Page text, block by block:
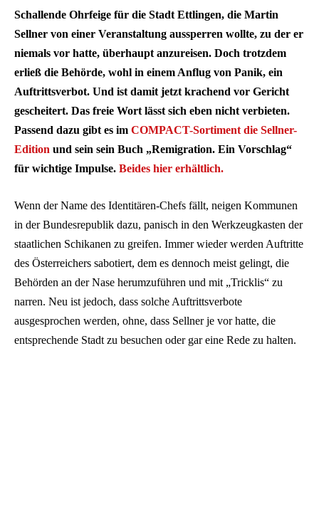
Schallende Ohrfeige für die Stadt Ettlingen, die Martin
Sellner von einer Veranstaltung aussperren wollte, zu der er
niemals vor hatte, überhaupt anzureisen. Doch trotzdem
erließ die Behörde, wohl in einem Anflug von Panik, ein
Auftrittsverbot. Und ist damit jetzt krachend vor Gericht
gescheitert. Das freie Wort lässt sich eben nicht verbieten.
Passend dazu gibt es im COMPACT-Sortiment die Sellner-
Edition und sein sein Buch „Remigration. Ein Vorschlag“
für wichtige Impulse. Beides hier erhältlich.
Wenn der Name des Identitären-Chefs fällt, neigen Kommunen
in der Bundesrepublik dazu, panisch in den Werkzeugkasten der
staatlichen Schikanen zu greifen. Immer wieder werden Auftritte
des Österreichers sabotiert, dem es dennoch meist gelingt, die
Behörden an der Nase herumzuführen und mit „Tricklis“ zu
narren. Neu ist jedoch, dass solche Auftrittsverbote
ausgesprochen werden, ohne, dass Sellner je vor hatte, die
entsprechende Stadt zu besuchen oder gar eine Rede zu halten.